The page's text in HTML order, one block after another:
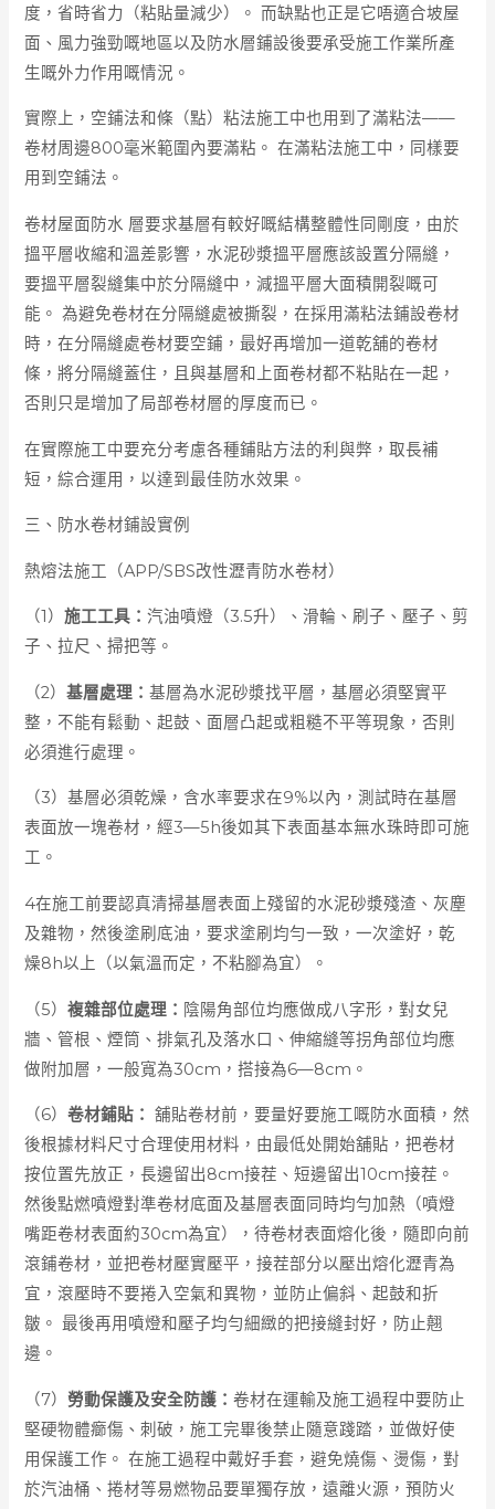
度，省時省力（粘貼量減少）。 而缺點也正是它唔適合坡屋
面、風力強勁嘅地區以及防水層鋪設後要承受施工作業所產
生嘅外力作用嘅情況。
實際上，空鋪法和條（點）粘法施工中也用到了滿粘法——
卷材周邊800毫米範圍內要滿粘。 在滿粘法施工中，同樣要
用到空鋪法。
卷材屋面防水 層要求基層有較好嘅結構整體性同剛度，由於
搵平層收縮和溫差影響，水泥砂漿搵平層應該設置分隔縫，
要搵平層裂縫集中於分隔縫中，減搵平層大面積開裂嘅可
能。 為避免卷材在分隔縫處被撕裂，在採用滿粘法鋪設卷材
時，在分隔縫處卷材要空鋪，最好再增加一道乾舖的卷材
條，將分隔縫蓋住，且與基層和上面卷材都不粘貼在一起，
否則只是增加了局部卷材層的厚度而已。
在實際施工中要充分考慮各種鋪貼方法的利與弊，取長補
短，綜合運用，以達到最佳防水效果。
三、防水卷材鋪設實例
熱熔法施工（APP/SBS改性瀝青防水卷材）
（1）施工工具：汽油噴燈（3.5升）、滑輪、刷子、壓子、剪
子、拉尺、掃把等。
（2）基層處理：基層為水泥砂漿找平層，基層必須堅實平
整，不能有鬆動、起鼓、面層凸起或粗糙不平等現象，否則
必須進行處理。
（3）基層必須乾燥，含水率要求在9%以內，測試時在基層
表面放一塊卷材，經3—5h後如其下表面基本無水珠時即可施
工。
4在施工前要認真清掃基層表面上殘留的水泥砂漿殘渣、灰塵
及雜物，然後塗刷底油，要求塗刷均勻一致，一次塗好，乾
燥8h以上（以氣溫而定，不粘腳為宜）。
（5）複雜部位處理： 陰陽角部位均應做成八字形，對女兒
牆、管根、煙筒、排氣孔及落水口、伸縮縫等拐角部位均應
做附加層，一般寬為30cm，搭接為6—8cm。
（6）卷材鋪貼： 舖貼卷材前，要量好要施工嘅防水面積，然
後根據材料尺寸合理使用材料，由最低处開始舖貼，把卷材
按位置先放正，長邊留出8cm接茬、短邊留出10cm接茬。
然後點燃噴燈對準卷材底面及基層表面同時均勻加熱（噴燈
嘴距卷材表面約30cm為宜），待卷材表面熔化後，隨即向前
滾鋪卷材，並把卷材壓實壓平，接茬部分以壓出熔化瀝青為
宜，滾壓時不要捲入空氣和異物，並防止偏斜、起鼓和折
皺。 最後再用噴燈和壓子均勻細緻的把接縫封好，防止翹
邊。
（7）勞動保護及安全防護：卷材在運輸及施工過程中要防止
堅硬物體癤傷、刺破，施工完畢後禁止隨意踐踏，並做好使
用保護工作。 在施工過程中戴好手套，避免燒傷、燙傷，對
於汽油桶、捲材等易燃物品要單獨存放，遠離火源，預防火